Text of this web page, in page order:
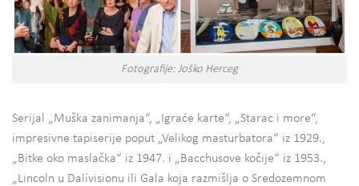
Fotografije: Joško Herceg
Serijal „Muška zanimanja“, „Igraće karte“, „Starac i more“,
impresivne tapiserije poput „Velikog masturbatora“ iz 1929.,
„Bitke oko maslačka“ iz 1947. i „Bacchusove kočije“ iz 1953.,
„Lincoln u Dalívisionu ili Gala koja razmišlja o Sredozemnom